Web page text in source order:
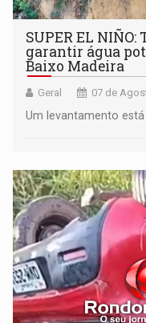
SUPER EL
garantir água
Baixo Madeira
Geral 07 de
Um levantamento